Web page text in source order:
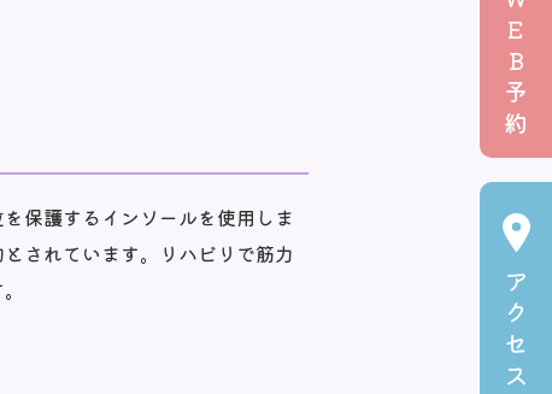
E
B
予
約
ア
ク
セ
ス
保護するインソールを使用しま
されています。リハビリで筋力